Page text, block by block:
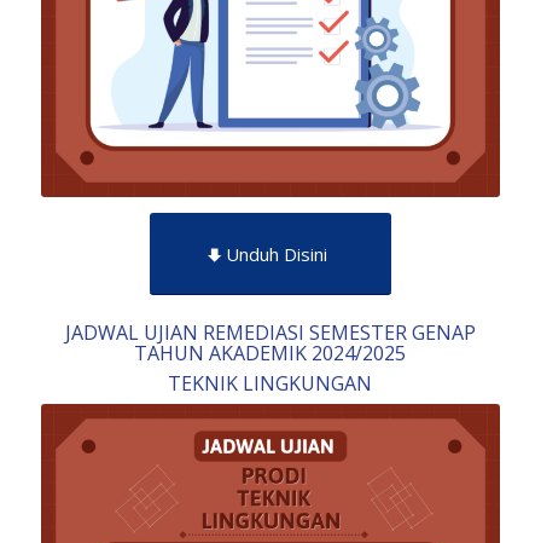
Unduh Disini
JADWAL UJIAN REMEDIASI SEMESTER GENAP
TAHUN AKADEMIK 2024/2025
TEKNIK LINGKUNGAN